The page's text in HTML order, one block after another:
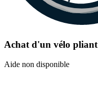
Achat d'un vélo pliant
Aide non disponible